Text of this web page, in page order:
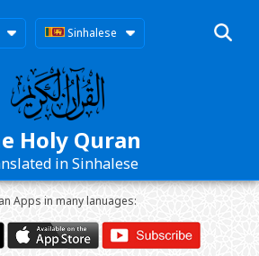
Sinhalese
Holy Quran
in Sinhalese
Apps in many lanuages: